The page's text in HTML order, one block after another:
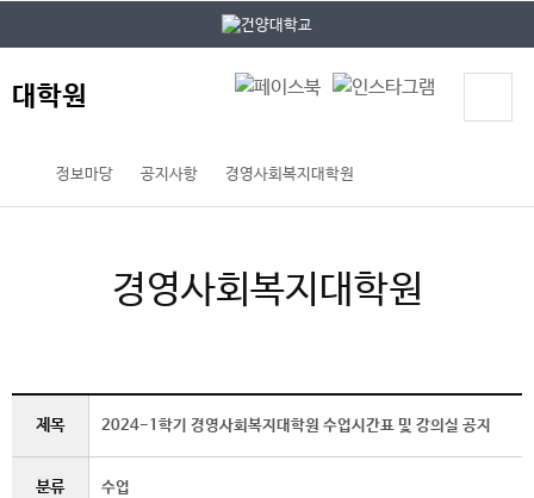
대학원
정보마당 공지사항 경영사회복지대학원
경영사회복지대학원
제목 2024-1학기 경영사회복지대학원 수업시간표 및 강의실 공지
분류 수업